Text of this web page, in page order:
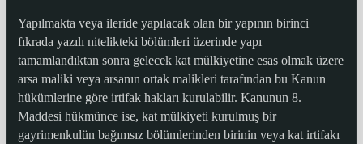
Yapılmakta veya ileride yapılacak olan bir yapının birinci
fıkrada yazılı nitelikteki bölümleri üzerinde yapı
tamamlandıktan sonra gelecek kat mülkiyetine esas olmak üzere
arsa maliki veya arsanın ortak malikleri tarafından bu Kanun
hükümlerine göre irtifak hakları kurulabilir. Kanunun 8.
Maddesi hükmünce ise, kat mülkiyeti kurulmuş bir
gayrimenkulün bağımsız bölümlerinden birinin veya kat irtifakı